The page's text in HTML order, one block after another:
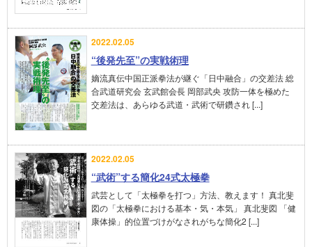
2022.02.05
“後発先至”の実戦術理
嫡流真伝中国正派拳法が継ぐ「日中融合」の交差法 総
合武道研究会 玄武館会長 岡部武央 攻防一体を極めた
交差法は、あらゆる武道・武術で研鑽され [...]
2022.02.05
“武術”する簡化24式太極拳
武芸として「太極拳を打つ」方法、教えます！ 真北斐
図の「太極拳における基本・気・本気」 真北斐図 「健
康体操」的位置づけがなされがちな簡化2 [...]